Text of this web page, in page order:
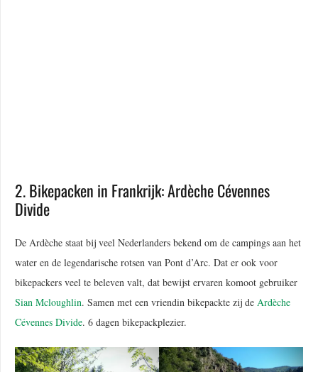
2. Bikepacken in Frankrijk: Ardèche Cévennes
Divide
De Ardèche staat bij veel Nederlanders bekend om de campings aan het
water en de legendarische rotsen van Pont d’Arc. Dat er ook voor
bikepackers veel te beleven valt, dat bewijst ervaren komoot gebruiker
Sian Mcloughlin. Samen met een vriendin bikepackte zij de Ardèche
Cévennes Divide. 6 dagen bikepackplezier.